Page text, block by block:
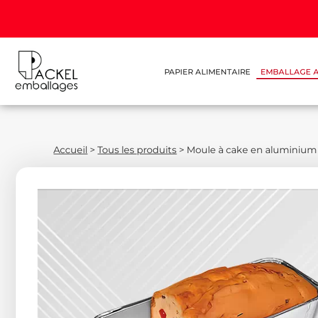
PAPIER ALIMENTAIRE EMBALLAGE
Accueil >Tous les produits > Moule à cake en aluminium